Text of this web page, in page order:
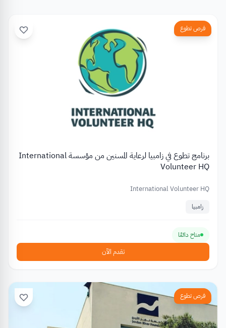
فرص تطوع
برنامج تطوع في زامبيا لرعاية المسنين من مؤسسة International
Volunteer HQ
International Volunteer HQ
زامبيا
متاح دائمًا
تقدم الآن
فرص تطوع